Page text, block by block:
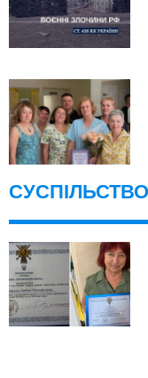
СУСПІЛЬСТВО